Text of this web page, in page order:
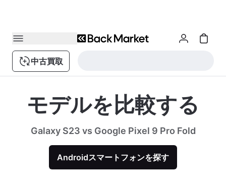
中古買取
モデルを比較する
Galaxy S23 vs Google Pixel 9 Pro Fold
Androidスマートフォンを探す